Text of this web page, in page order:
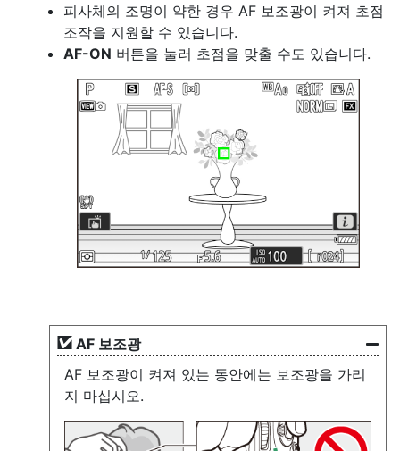
피사체의 조명이 약한 경우 AF 보조광이 켜져 초점
조작을 지원할 수 있습니다.
AF-ON 버튼을 눌러 초점을 맞출 수도 있습니다.
AF 보조광
AF 보조광이 켜져 있는 동안에는 보조광을 가리
지 마십시오.